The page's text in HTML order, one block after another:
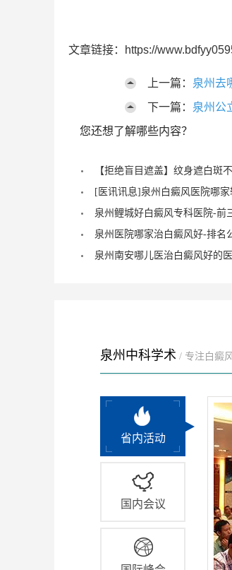
文章链接：https://
上一篇： 泉州去
下一篇： 泉州公
您还想了解哪些内容？
泉州中科学术 / 专注白癜
省内活动
国内会议